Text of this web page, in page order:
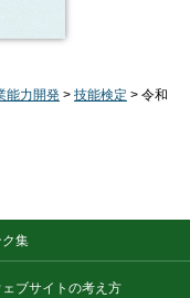
能力開発 > 技能検定 > 令和
ク集
ェブサイトの考え方